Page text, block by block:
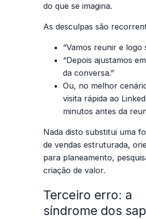
do que se imagina.
As desculpas são
“Vamos reunir e logo
“Depois ajustamos
da conversa.”
Ou, no melhor
visita rápida ao
minutos antes da
Nada disto substitui uma
de vendas estruturada,
para planeamento,
criação de valor.
Terceiro erro: a
síndrome dos